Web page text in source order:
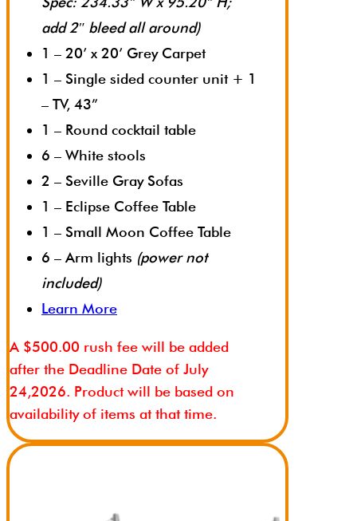
add 2″ bleed all around)
1 – 20’ x 20’ Grey Carpet
1 – Single sided counter unit + 1
– TV, 43”
1 – Round cocktail table
6 – White stools
2 – Seville Gray Sofas
1 – Eclipse Coffee Table
1 – Small Moon Coffee Table
6 – Arm lights (power not
included)
Learn More
A $500.00 rush fee will be added
after the Deadline Date of July
24,2026. Product will be based on
availability of items at that time.